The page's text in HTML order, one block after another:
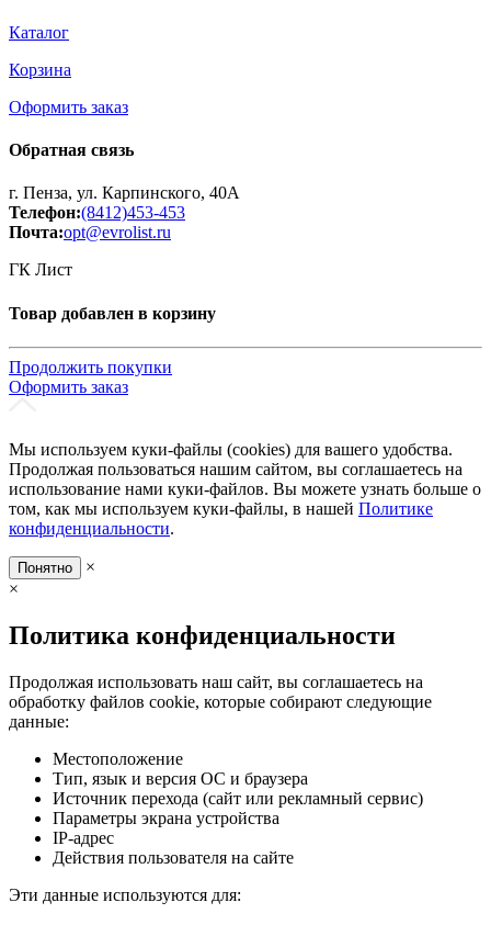
Каталог
Корзина
Оформить заказ
Обратная связь
г. Пенза, ул. Карпинского, 40А
Телефон:(8412)453-453
Почта:opt@evrolist.ru
ГК Лист
Товар добавлен в корзину
Продолжить покупки
Оформить заказ
Мы используем куки-файлы (cookies) для вашего удобства.
Продолжая пользоваться нашим сайтом, вы соглашаетесь на
использование нами куки-файлов. Вы можете узнать больше о
том, как мы используем куки-файлы, в нашей Политике
конфиденциальности.
Понятно
×
×
Политика конфиденциальности
Продолжая использовать наш сайт, вы соглашаетесь на
обработку файлов cookie, которые собирают следующие
данные:
Местоположение
Тип, язык и версия ОС и браузера
Источник перехода (сайт или рекламный сервис)
Параметры экрана устройства
IP-адрес
Действия пользователя на сайте
Эти данные используются для: